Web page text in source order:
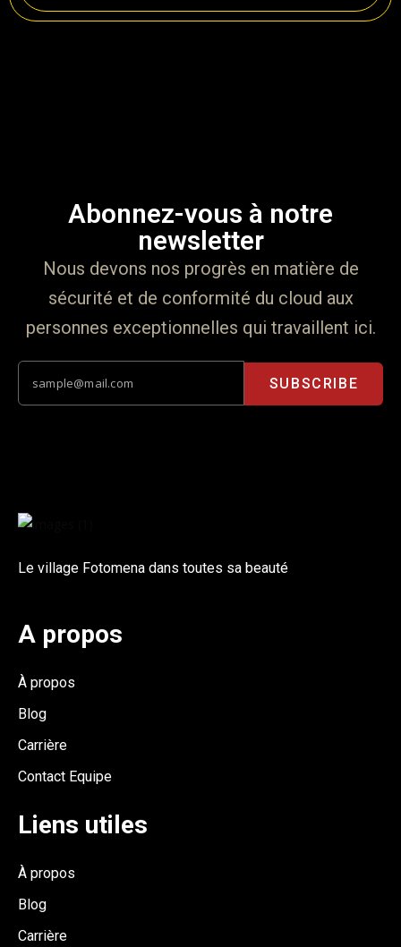
Abonnez-vous à notre
newsletter
Nous devons nos progrès en matière de
sécurité et de conformité du cloud aux
personnes exceptionnelles qui travaillent ici.
SUBSCRIBE
Le village Fotomena dans toutes sa beauté
A propos
À propos
Blog
Carrière
Contact Equipe
Liens utiles
À propos
Blog
Carrière